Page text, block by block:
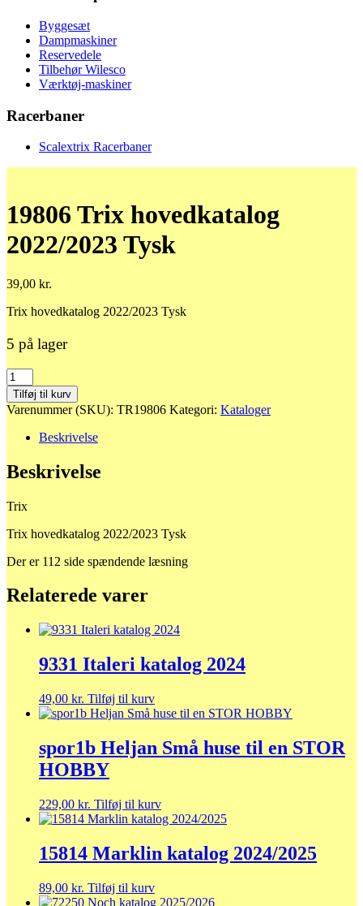
Byggesæt
Dampmaskiner
Reservedele
Tilbehør Wilesco
Værktøj-maskiner
Racerbaner
Scalextrix Racerbaner
19806 Trix hovedkatalog
2022/2023 Tysk
39,00 kr.
Trix hovedkatalog 2022/2023 Tysk
5 på lager
19806
Trix
hovedkatalog
2022/2023
Tysk
Tilføj til kurv
Varenummer (SKU): TR19806 Kategori: Kataloger
Beskrivelse
Beskrivelse
Trix
Trix hovedkatalog 2022/2023 Tysk
Der er 112 side spændende læsning
Relaterede varer
9331 Italeri katalog 2024
49,00 kr. Tilføj til kurv
spor1b Heljan Små huse til en STOR
HOBBY
229,00 kr. Tilføj til kurv
15814 Marklin katalog 2024/2025
89,00 kr. Tilføj til kurv